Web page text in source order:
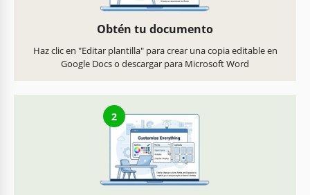
Obtén tu documento
Haz clic en "Editar plantilla" para crear una copia editable en
Google Docs o descargar para Microsoft Word
2